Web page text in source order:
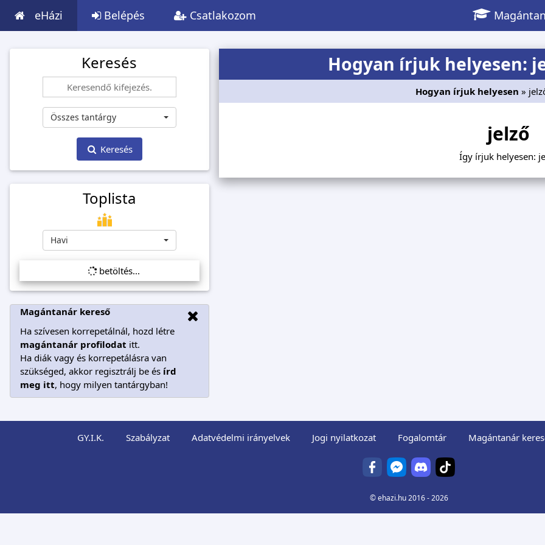
eHázi Belépés Csatlakozom
Keresés
Összes tantárgy
Keresés
Toplista
Havi
betöltés...
Magántanár kereső
Ha szívesen korrepetálnál, hozd létre
magántanár profilodat itt.
Ha diák vagy és korrepetálásra van
szükséged, akkor regisztrálj be és írd
meg itt, hogy milyen tantárgyban!
Hogyan írjuk helyesen:
Hogyan írjuk helyesen »
jelző
Így írjuk helyesen:
GY.I.K. Szabályzat Adatvédelmi irányelvek Jogi nyilatkozat Fogalomtár Magántanár
©ehazi.hu2016 - 2026